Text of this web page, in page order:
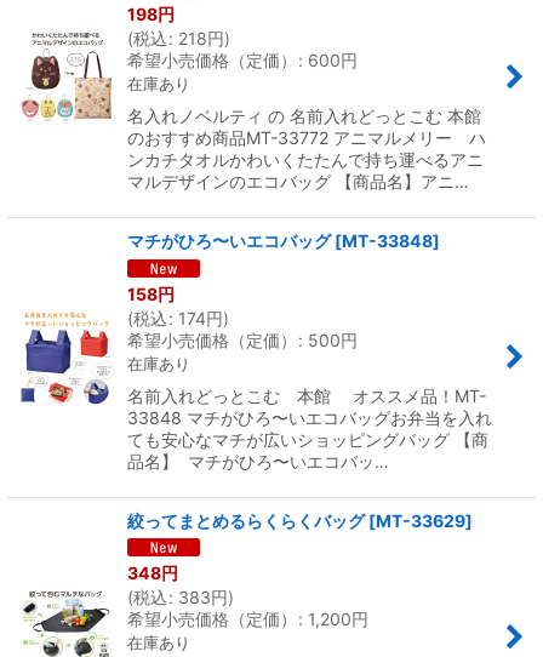
198円
(税込: 218円)
希望小売価格（定価）
: 600円
在庫あり
名入れノベルティ の 名前入れどっとこむ 本館
のおすすめ商品MT-33772 アニマルメリー ハ
ンカチタオルかわいくたたんで持ち運べるアニ
マルデザインのエコバッグ 【商品名】アニ…
マチがひろ〜いエコバッグ [MT-33848]
158円
(税込: 174円)
希望小売価格（定価）
: 500円
在庫あり
名前入れどっとこむ 本館 オススメ品！MT-
33848 マチがひろ〜いエコバッグお弁当を入れ
ても安心なマチが広いショッピングバッグ 【商
品名】 マチがひろ〜いエコバッ…
絞ってまとめるらくらくバッグ [MT-33629]
348円
(税込: 383円)
希望小売価格（定価）
: 1,200円
在庫あり